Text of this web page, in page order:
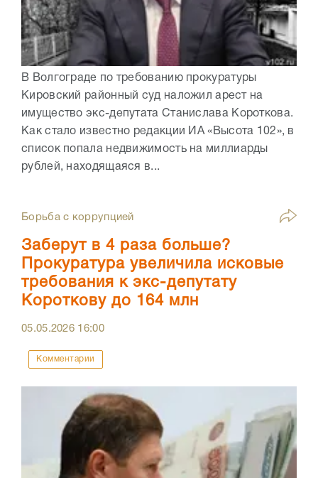
В Волгограде по требованию прокуратуры
Кировский районный суд наложил арест на
имущество экс-депутата Станислава Короткова.
Как стало известно редакции ИА «Высота 102», в
список попала недвижимость на миллиарды
рублей, находящаяся в...
Борьба с коррупцией
Заберут в 4 раза больше?
Прокуратура увеличила исковые
требования к экс-депутату
Короткову до 164 млн
05.05.2026 16:00
Комментарии